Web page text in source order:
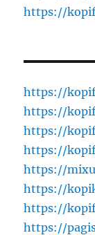
https://
https://
https://
https://
https://
https://
https://
https://
https://